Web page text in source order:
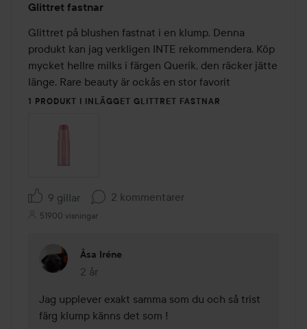
1
av
5
Glittret fastnar
Glittret på blushen fastnat i en klump. Denna
produkt kan jag verkligen INTE rekommendera. Köp
mycket hellre milks i färgen Querik, den räcker jätte
länge. Rare beauty är ockås en stor favorit
1 PRODUKT I INLÄGGET GLITTRET FASTNAR
9 gillar 2 kommentarer
51900 visningar
Åsa Iréne
2 år
Kommentaren lades 2 år
Jag upplever exakt samma som du och så trist
färg klump känns det som !